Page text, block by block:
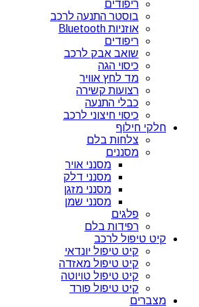
ריפודים
בוסטר התנעה לרכב
אוזניות Bluetooth
ריפודים
שואב אבק לרכב
כיסוי הגה
מד לחץ אוויר
רצועות קשירה
כבלי התנעה
כיסוי חיצוני לרכב
חלקי חילוף
צלחות בלם
מסננים
מסנני אויר
מסנני דלק
מסנני מזגן
מסנני שמן
פלגים
רפידות בלם
קיט טיפול לרכב
קיט טיפול יונדאי
קיט טיפול מאזדה
קיט טיפול טויוטה
קיט טיפול פורד
מצברים